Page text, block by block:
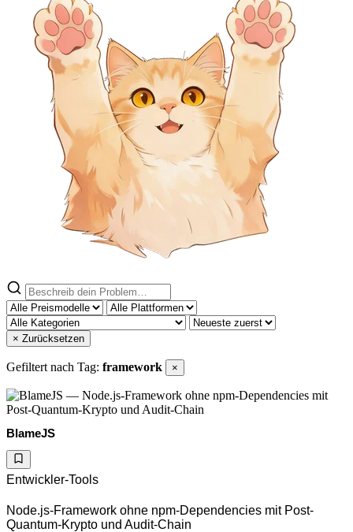
× Zurücksetzen
Gefiltert nach Tag: framework ×
BlameJS
Entwickler-Tools
Node.js-Framework ohne npm-Dependencies mit Post-
Quantum-Krypto und Audit-Chain